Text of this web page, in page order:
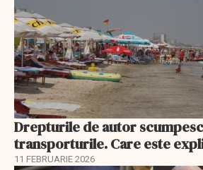
Drepturile de autor
transporturile. Care este
11 FEBRUARIE 2026